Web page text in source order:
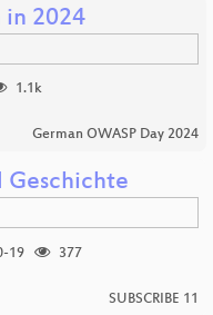
in 2024
1.1k
German OWASP Day 2024
Geschichte
19
377
SUBSCRIBE 11